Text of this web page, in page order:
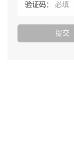
验证码：